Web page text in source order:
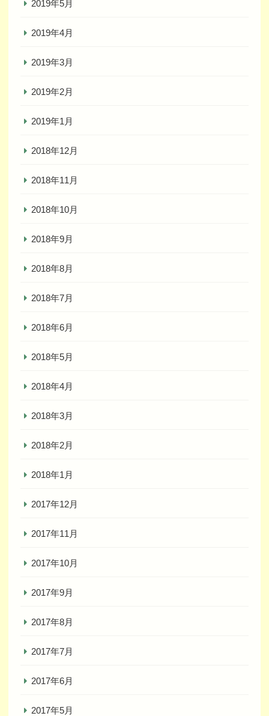
2019年5月
2019年4月
2019年3月
2019年2月
2019年1月
2018年12月
2018年11月
2018年10月
2018年9月
2018年8月
2018年7月
2018年6月
2018年5月
2018年4月
2018年3月
2018年2月
2018年1月
2017年12月
2017年11月
2017年10月
2017年9月
2017年8月
2017年7月
2017年6月
2017年5月